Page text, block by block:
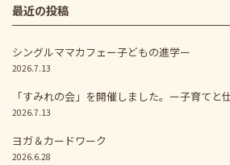
最近の投稿
シングルママカフェー子どもの進学ー
2026.7.13
「すみれの会」を開催しました。ー子育てと
2026.7.13
ヨガ＆カードワーク
2026.6.28